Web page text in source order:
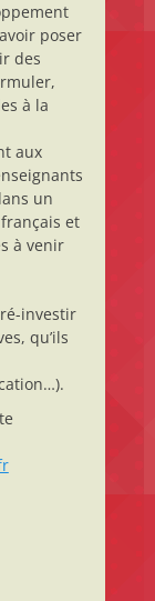
poser
des
à la
aux
un
et
à venir
investir
qu’ils